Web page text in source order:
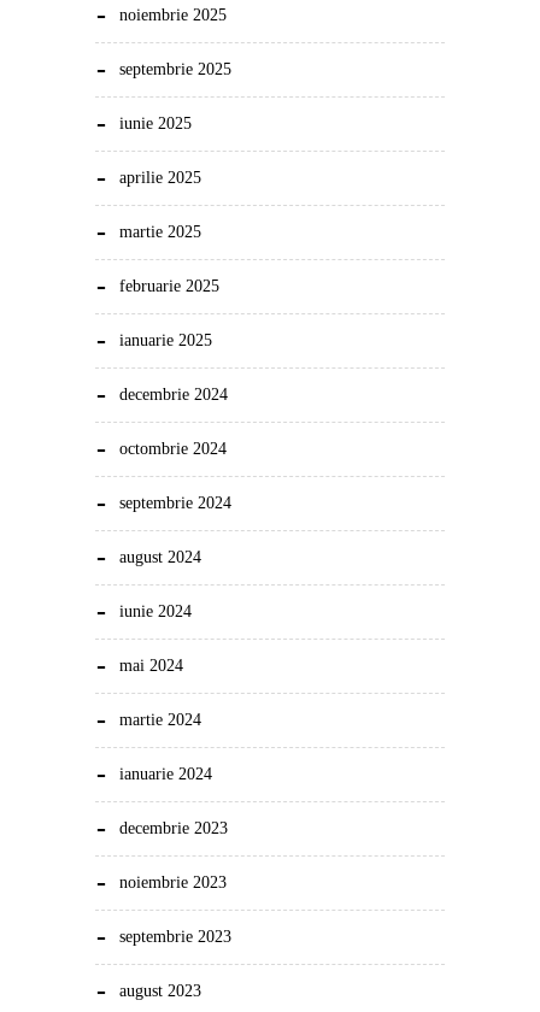
noiembrie 2025
septembrie 2025
iunie 2025
aprilie 2025
martie 2025
februarie 2025
ianuarie 2025
decembrie 2024
octombrie 2024
septembrie 2024
august 2024
iunie 2024
mai 2024
martie 2024
ianuarie 2024
decembrie 2023
noiembrie 2023
septembrie 2023
august 2023